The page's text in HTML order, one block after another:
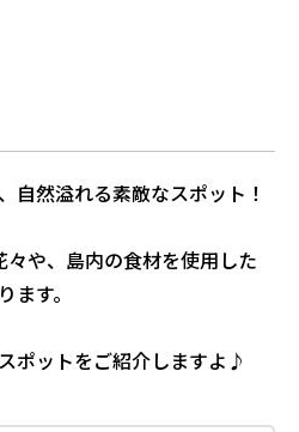
自然溢れる素敵なスポット！
や、島内の食材を使用した
す。
ポットをご紹介しますよ♪